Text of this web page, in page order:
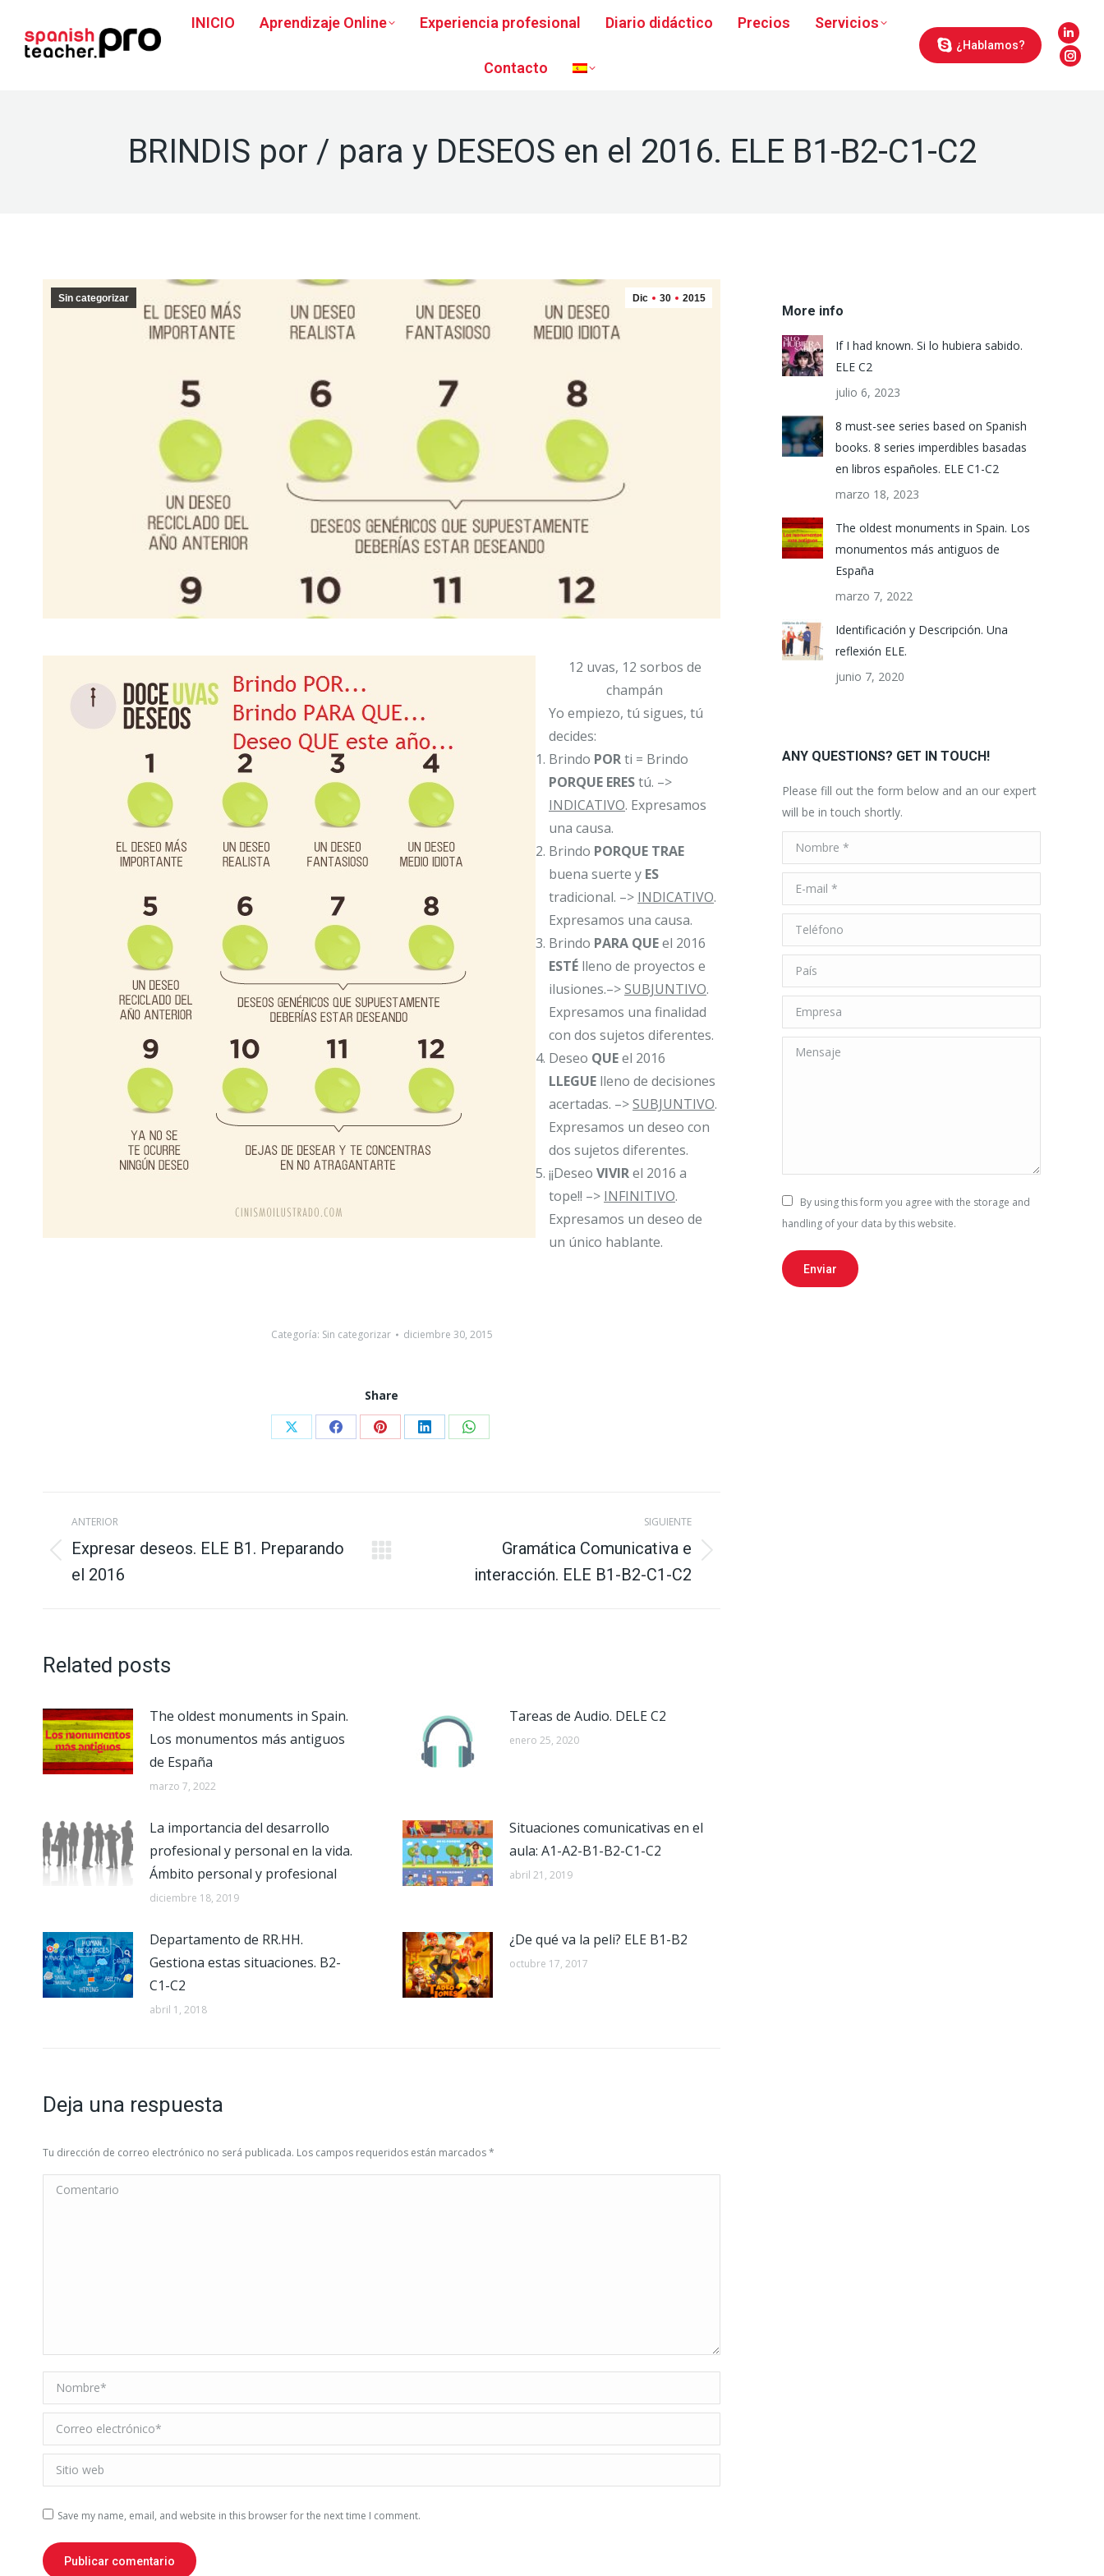
INICIO Aprendizaje Online Experiencia profesional Diario didáctico Precios Servicios
Contacto
¿Hablamos?
page
BRINDIS por / para y DESEOS en el 2016. ELE B1-B2-C1-C2
Dic 30 2015
Sin categorizar
12 uvas, 12 sorbos de
champán
Yo empiezo, tú sigues, tú
decides:
Brindo PORti = Brindo
PORQUE EREStú. –>
INDICATIVO. Expresamos
una causa.
Brindo PORQUE TRAE
buena suerte y ES
tradicional. –> INDICATIVO.
Expresamos una causa.
Brindo PARA QUEel 2016
ESTÉ lleno de proyectos e
ilusiones.–>SUBJUNTIVO.
Expresamos una finalidad
con dos sujetos diferentes.
Deseo QUEel 2016
LLEGUE lleno de decisiones
acertadas. –>SUBJUNTIVO.
Expresamos un deseo con
dos sujetos diferentes.
¡¡Deseo VIVIRel 2016 a
tope!! –> INFINITIVO.
Expresamos un deseo de
un único hablante.
Categoría: Sin categorizar diciembre 30, 2015
Share
Share Share Share Share Share
Navegación
entre
publicaciones
ANTERIOR
Publicación
anterior:
Expresar deseos. ELE B1. Preparando
el 2016
SIGUIENTE
siguiente:
Gramática Comunicativa e
interacción. ELE B1-B2-C1-C2
Related posts
The oldest monuments in Spain.
Los monumentos más antiguos
de España
marzo 7, 2022
Tareas de Audio. DELE C2
enero 25, 2020
La importancia del desarrollo
profesional y personal en la vida.
Ámbito personal y profesional
diciembre 18, 2019
Situaciones comunicativas en el
aula: A1-A2-B1-B2-C1-C2
abril 21, 2019
Departamento de RR.HH.
Gestiona estas situaciones. B2-
C1-C2
abril 1, 2018
¿De qué va la peli? ELE B1-B2
octubre 17, 2017
Deja una respuesta
Tu dirección de correo electrónico no será publicada. Los campos requeridos están marcados*
Comentario
Nombre *
Correo electrónico *
Sitio web
Save my name, email, and website in this browser for the next time I comment.
Publicar comentario
More info
If I had known. Si lo hubiera sabido.
ELE C2
julio 6, 2023
8 must-see series based on Spanish
books. 8 series imperdibles basadas
en libros españoles. ELE C1-C2
marzo 18, 2023
The oldest monuments in Spain. Los
monumentos más antiguos de
España
marzo 7, 2022
Identificación y Descripción. Una
reflexión ELE.
junio 7, 2020
ANY QUESTIONS? GET IN TOUCH!
Please fill out the form below and an our expert
will be in touch shortly.
Nombre *
E-mail *
Teléfono
País
Empresa
Mensaje
By using this form you agree with the storage and
handling of your data by this website.
Enviar